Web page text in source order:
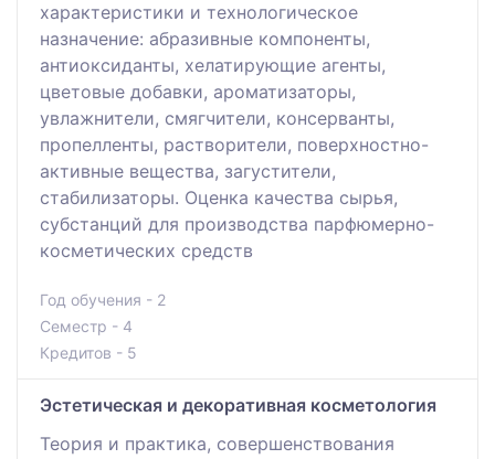
характеристики и технологическое
назначение: абразивные компоненты,
антиоксиданты, хелатирующие агенты,
цветовые добавки, ароматизаторы,
увлажнители, смягчители, консерванты,
пропелленты, растворители, поверхностно-
активные вещества, загустители,
стабилизаторы. Оценка качества сырья,
субстанций для производства парфюмерно-
косметических средств
Год обучения - 2
Семестр - 4
Кредитов - 5
Эстетическая и декоративная косметология
Теория и практика, совершенствования